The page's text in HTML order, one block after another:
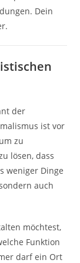
Dein
der
ist vor
zu
lösen, dass
weniger Dinge
auch
möchtest,
Funktion
darf ein Ort